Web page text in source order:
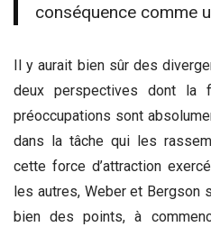
conséquence comme
Il y aurait bien sûr des
deux perspectives dont la
préoccupations sont
dans la tâche qui les
cette force d’attraction
les autres, Weber et Bergson
bien des points, à